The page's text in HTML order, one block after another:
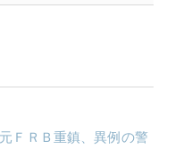
ＦＲＢ重鎮、異例の警